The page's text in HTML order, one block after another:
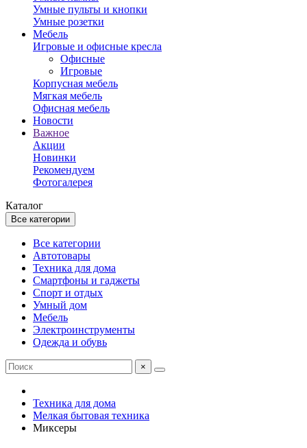
Умные пульты и кнопки
Умные розетки
Мебель
Игровые и офисные кресла
Офисные
Игровые
Корпусная мебель
Мягкая мебель
Офисная мебель
Новости
Важное
Акции
Новинки
Рекомендуем
Фотогалерея
Каталог
Все категории
Все категории
Автотовары
Техника для дома
Смартфоны и гаджеты
Спорт и отдых
Умный дом
Мебель
Электроинструменты
Одежда и обувь
×
Техника для дома
Мелкая бытовая техника
Миксеры